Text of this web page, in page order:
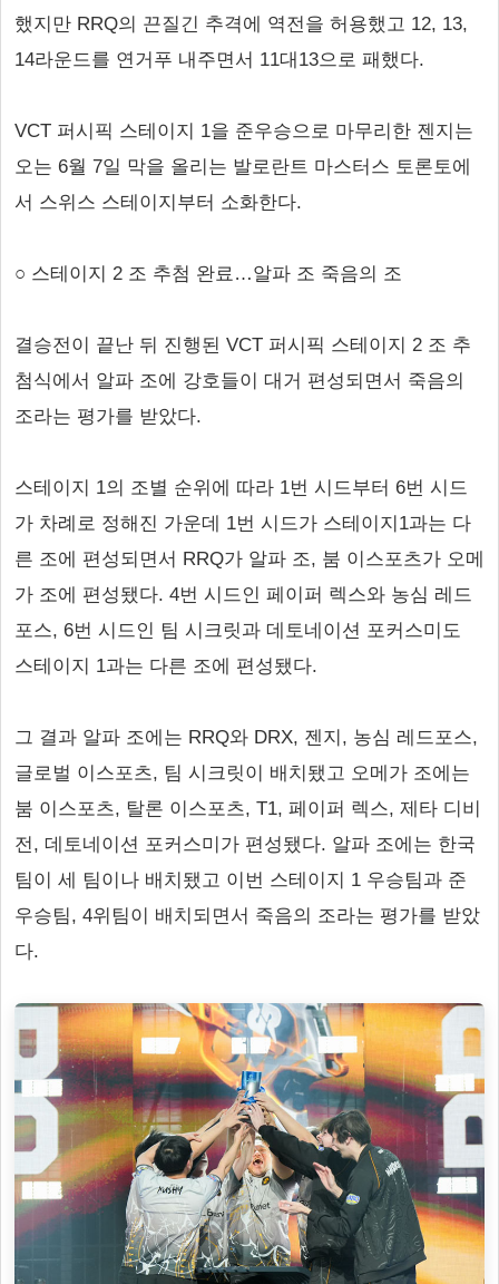
했지만 RRQ의 끈질긴 추격에 역전을 허용했고 12, 13,
14라운드를 연거푸 내주면서 11대13으로 패했다.
VCT 퍼시픽 스테이지 1을 준우승으로 마무리한 젠지는
오는 6월 7일 막을 올리는 발로란트 마스터스 토론토에
서 스위스 스테이지부터 소화한다.
○ 스테이지 2 조 추첨 완료…알파 조 죽음의 조
결승전이 끝난 뒤 진행된 VCT 퍼시픽 스테이지 2 조 추
첨식에서 알파 조에 강호들이 대거 편성되면서 죽음의
조라는 평가를 받았다.
스테이지 1의 조별 순위에 따라 1번 시드부터 6번 시드
가 차례로 정해진 가운데 1번 시드가 스테이지1과는 다
른 조에 편성되면서 RRQ가 알파 조, 붐 이스포츠가 오메
가 조에 편성됐다. 4번 시드인 페이퍼 렉스와 농심 레드
포스, 6번 시드인 팀 시크릿과 데토네이션 포커스미도
스테이지 1과는 다른 조에 편성됐다.
그 결과 알파 조에는 RRQ와 DRX, 젠지, 농심 레드포스,
글로벌 이스포츠, 팀 시크릿이 배치됐고 오메가 조에는
붐 이스포츠, 탈론 이스포츠, T1, 페이퍼 렉스, 제타 디비
전, 데토네이션 포커스미가 편성됐다. 알파 조에는 한국
팀이 세 팀이나 배치됐고 이번 스테이지 1 우승팀과 준
우승팀, 4위팀이 배치되면서 죽음의 조라는 평가를 받았
다.